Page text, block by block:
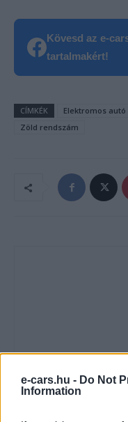
e-cars.hu - Do Not
Information
Kövesd az e-
tartalmakért!
CÍMKÉK Elektromos autó
Zöld rendszám
Érdekelnek a
foglalkoztatnak a